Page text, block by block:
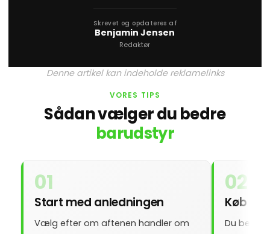
Skrevet og opdateres af
Benjamin Jensen
Redaktør
Denne artikel kan indeholde reklamelinks
VORES TIPS
Sådan vælger du bedre
barudstyr
01
Start med anledningen
Vælg efter om aftenen handler om
02
Køb få
Du